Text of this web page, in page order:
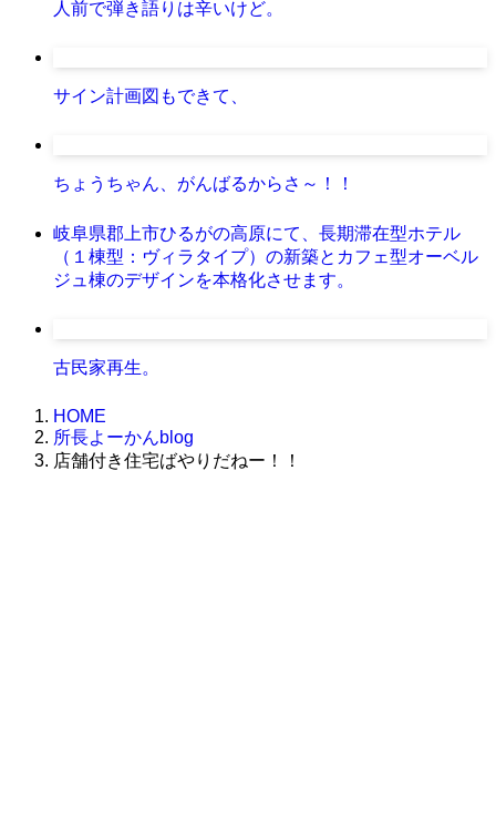
人前で弾き語りは辛いけど。
サイン計画図もできて、
ちょうちゃん、がんばるからさ～！！
岐阜県郡上市ひるがの高原にて、長期滞在型ホテル
（１棟型：ヴィラタイプ）の新築とカフェ型オーベル
ジュ棟のデザインを本格化させます。
古民家再生。
HOME
所長よーかんblog
店舗付き住宅ばやりだねー！！